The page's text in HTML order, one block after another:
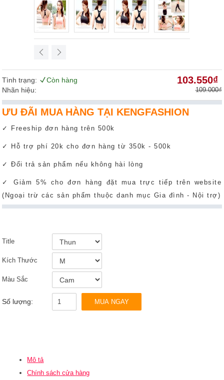
Tình trạng:
Còn hàng
Nhãn hiệu:
103.550₫
109.000₫
ƯU ĐÃI MUA HÀNG TẠI KENGFASHION
✓ Freeship đơn hàng trên 500k
✓ Hỗ trợ phí 20k cho đơn hàng từ 350k - 500k
✓ Đổi trả sản phẩm nếu không hài lòng
✓ Giảm 5% cho đơn hàng đặt mua trực tiếp trên website
(Ngoại trừ các sản phẩm thuộc danh mục Gia đình - Nội trợ)
Title
Kích Thước
Màu Sắc
MUA NGAY
Số lượng:
Mô tả
Chính sách cửa hàng